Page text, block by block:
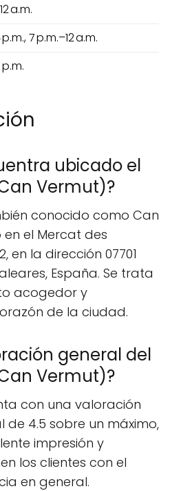
a.m.
7 p.m.–12 a.m.
p.m.
ubicado el
Vermut)?
conocido como Can
el Mercat des
en la dirección 07701
España. Se trata
acogedor y
de la ciudad.
general del
Vermut)?
con una valoración
de 4.5 sobre un máximo,
impresión y
los clientes con el
en general.